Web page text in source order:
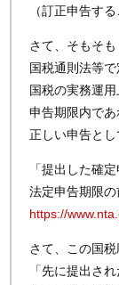
（訂正申告す
さて、そもそも
国税通則法等で
国税の実務運用
申告期限内で
正しい申告とし
「提出した確
法定申告期限の
https://
さて、この国
「先に提出さ